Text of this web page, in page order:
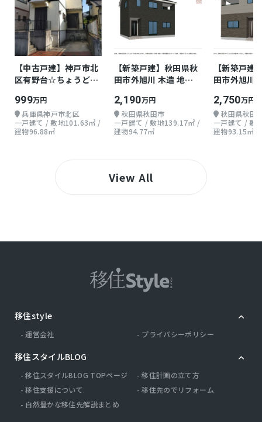
【中古戸建】神戸市北
区有野台☆ちょうどよ
999万円
兵庫県神戸市北区
一戸建て / 敷地101.63㎡ /
建物96.88㎡
【新築戸建】秋田県秋
田市外旭川 木造 地上2
2,190万円
秋田県秋田市
一戸建て / 敷地139.17㎡ /
建物94.77㎡
【新築戸建
田市外旭川
2,750万円
秋田県秋田
一戸建て / 敷
建物93.15㎡
View All
移住style
運営会社 プライバシーポリシー
移住スタイルBLOG
移住スタイルBLOG TOPページ
移住計画の立て方
移住支援について
移住先のでリフォーム
自然豊かな移住先解説まとめ